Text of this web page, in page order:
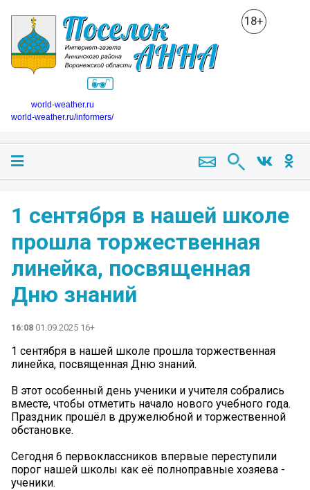
18+
world-weather.ru
world-weather.ru/informers/
1 сентября в нашей школе
прошла торжественная
линейка, посвященная
Дню знаний
16:08 01.09.2025 16+
1 сентября в нашей школе прошла торжественная
линейка, посвященная Дню знаний.
В этот особенный день ученики и учителя собрались
вместе, чтобы отметить начало нового учебного года.
Праздник прошёл в дружелюбной и торжественной
обстановке.
Сегодня 6 первоклассников впервые переступили
порог нашей школы как её полноправные хозяева -
ученики.